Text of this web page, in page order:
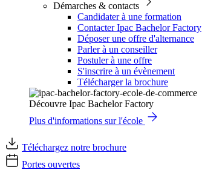
Démarches & contacts
Candidater à une formation
Contacter Ipac Bachelor Factory
Déposer une offre d'alternance
Parler à un conseiller
Postuler à une offre
S'inscrire à un évènement
Télécharger la brochure
Découvre Ipac Bachelor Factory
Plus d'informations sur l'école
Téléchargez notre brochure
Portes ouvertes